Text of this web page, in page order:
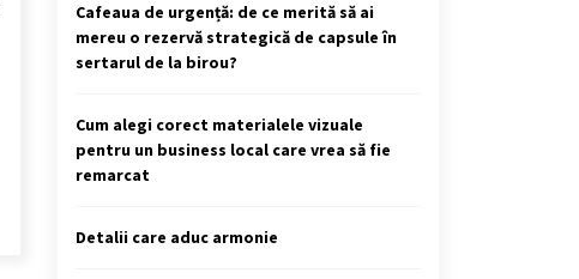
Cafeaua de urgență: de ce merită să ai
mereu o rezervă strategică de capsule în
sertarul de la birou?
Cum alegi corect materialele vizuale
pentru un business local care vrea să fie
remarcat
Detalii care aduc armonie